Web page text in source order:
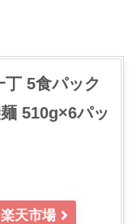
丁 5食パック
510g×6パッ
楽天市場